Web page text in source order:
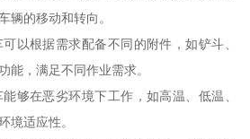
辆的移动和转向。
以根据需求配备不同的附件，如铲斗、
能，满足不同作业需求。
够在恶劣环境下工作，如高温、低温、
境适应性。